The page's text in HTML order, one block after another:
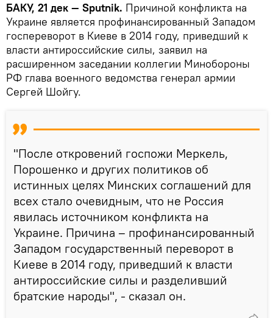
БАКУ, 21 дек — Sputnik. Причиной конфликта на
Украине является профинансированный Западом
госпереворот в Киеве в 2014 году, приведший к
власти антироссийские силы, заявил на
расширенном заседании коллегии Минобороны
РФ глава военного ведомства генерал армии
Сергей Шойгу.
"После откровений госпожи Меркель,
Порошенко и других политиков об
истинных целях Минских соглашений для
всех стало очевидным, что не Россия
явилась источником конфликта на
Украине. Причина – профинансированный
Западом государственный переворот в
Киеве в 2014 году, приведший к власти
антироссийские силы и разделивший
братские народы", - сказал он.